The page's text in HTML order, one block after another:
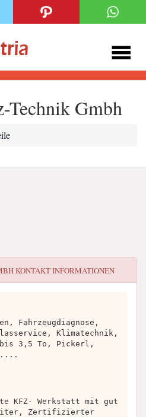
Gmbh
KONTAKT INFORMATIONEN
Fahrzeugdiagnose,
Klimatechnik,
bis 3,5 To, Pickerl,
KFZ- Werkstatt mit gut
Zertifizierter